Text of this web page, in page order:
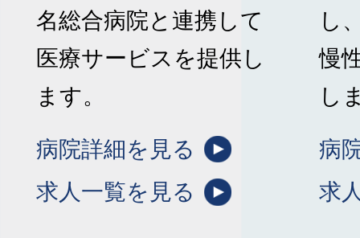
名総合病院と連携して
医療サービスを提供し
ます。
病院詳細を見る
求人一覧を見る
し
慢
し
病
求